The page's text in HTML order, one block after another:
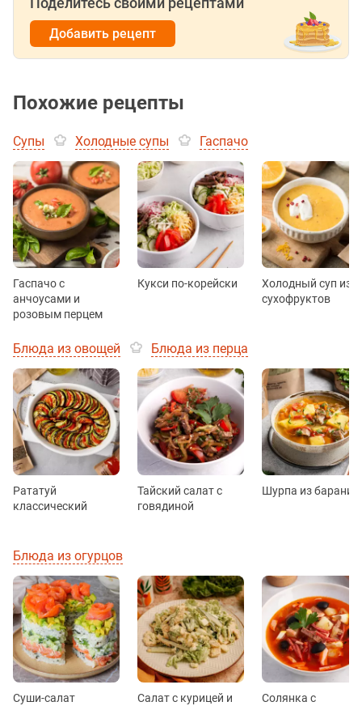
Добавить рецепт
Похожие рецепты
Супы Холодные супы Гаспачо
Гаспачо с
анчоусами и
розовым перцем
Кукси по-корейски
Холодный суп из
сухофруктов
Блюда из овощей Блюда из перца
Рататуй
классический
Тайский салат с
говядиной
Шурпа из
Блюда из огурцов
Суши-салат
Салат с курицей и
Солянка с